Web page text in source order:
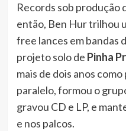
Records sob produção
então, Ben Hur trilhou
free lances em bandas
projeto solo de Pinha
mais de dois anos
paralelo, formou o
gravou CD e LP, e
e nos palcos.